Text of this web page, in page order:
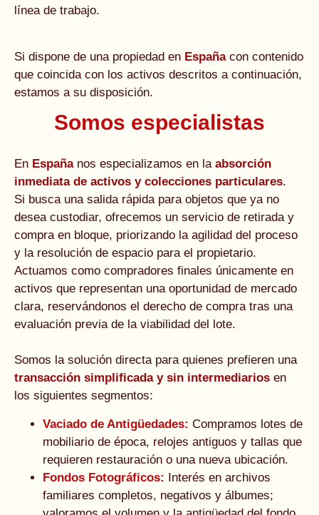
línea de trabajo.
Si dispone de una propiedad en Españacon contenido
que coincida con los activos descritos a continuación,
estamos a su disposición.
Somos especialistas
En Españanos especializamos en la absorción
inmediata de activos y colecciones particulares.
Si busca una salida rápida para objetos que ya no
desea custodiar, ofrecemos un servicio de retirada y
compra en bloque, priorizando la agilidad del proceso
y la resolución de espacio para el propietario.
Actuamos como compradores finales únicamente en
activos que representan una oportunidad de mercado
clara, reservándonos el derecho de compra tras una
evaluación previa de la viabilidad del lote.
Somos la solución directa para quienes prefieren una
transacción simplificada y sin intermediarios en
los siguientes segmentos:
Vaciado de Antigüedades: Compramos lotes de
mobiliario de época, relojes antiguos y tallas que
requieren restauración o una nueva ubicación.
Fondos Fotográficos: Interés en archivos
familiares completos, negativos y álbumes;